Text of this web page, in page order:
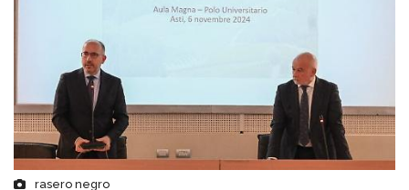
rasero negro